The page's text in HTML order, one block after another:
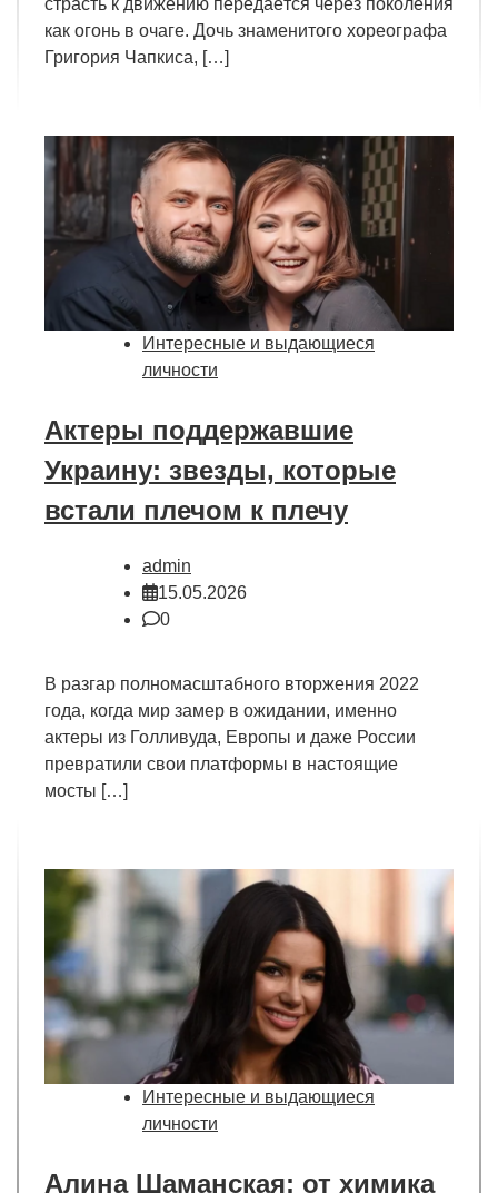
как огонь в очаге. Дочь знаменитого хореографа
Григория Чапкиса, […]
Интересные и выдающиеся
личности
Актеры поддержавшие
Украину: звезды, которые
встали плечом к плечу
admin
15.05.2026
0
В разгар полномасштабного вторжения 2022
года, когда мир замер в ожидании, именно
актеры из Голливуда, Европы и даже России
превратили свои платформы в настоящие
мосты […]
Интересные и выдающиеся
личности
Алина Шаманская: от химика